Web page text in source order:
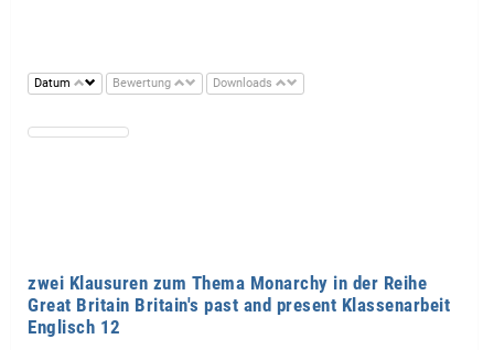
Datum Bewertung Downloads
zwei Klausuren zum Thema Monarchy in der Reihe
Great Britain Britain's past and present Klassenarbeit
Englisch 12